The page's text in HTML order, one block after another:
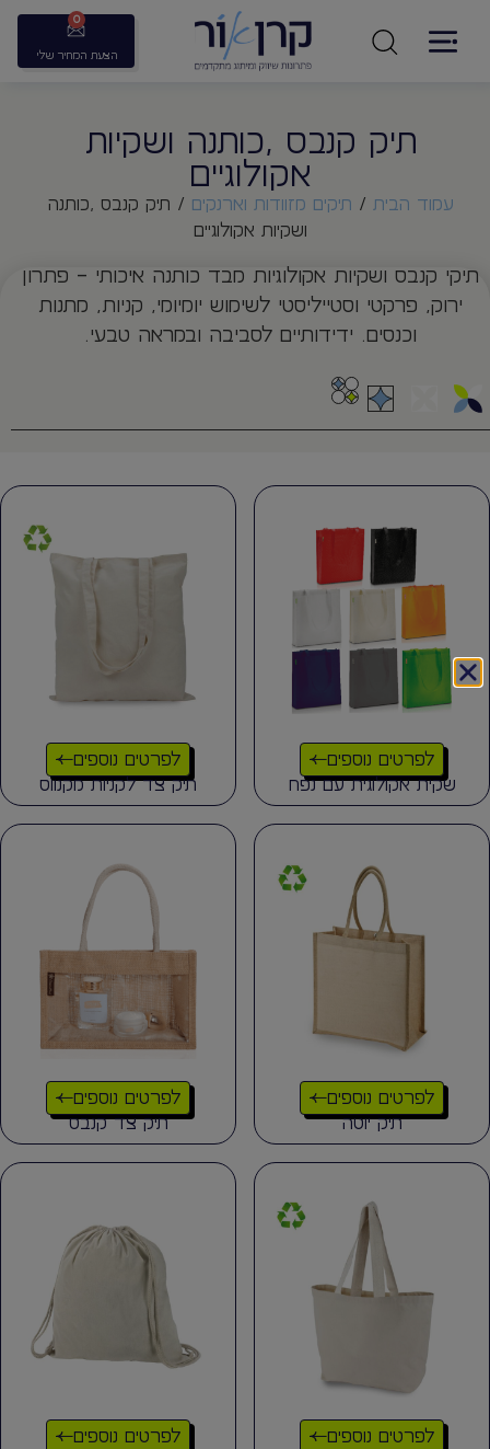
הצעת המחיר שלי
0
תיק קנבס ,כותנה ושקיות
אקולוגיים
עמוד הבית / תיקים מזוודות וארנקים / תיק קנבס ,כותנה
ושקיות אקולוגיים
תיקי קנבס ושקיות אקולוגיות מבד כותנה איכותי – פתרון
ירוק, פרקטי וסטייליסטי לשימוש יומיומי, קניות, מתנות
וכנסים. ידידותיים לסביבה ובמראה טבעי.
לפרטים נוספים
שקית אקולוגית עם נפח
לפרטים נוספים
תיק צד לקניות מקנווס
לפרטים נוספים
תיק יוטה
לפרטים נוספים
תיק צד קנבס
לפרטים נוספים
לפרטים נוספים